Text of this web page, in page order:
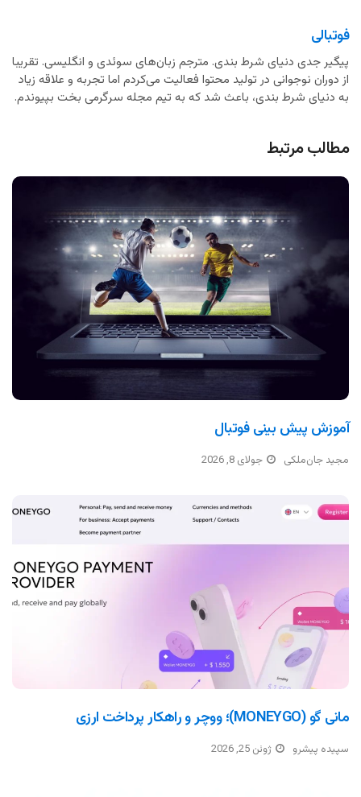
فوتبالی
پیگیر جدی دنیای شرط بندی. مترجم زبان‌های سوئدی و انگلیسی. تقریبا
از دوران نوجوانی در تولید محتوا فعالیت می‌کردم اما تجربه و علاقه زیاد
به دنیای شرط بندی، باعث شد که به تیم مجله سرگرمی بخت بپیوندم.
مطالب مرتبط
آموزش پیش بینی فوتبال
مجید جان‌ملکی جولای 8, 2026
مانی گو (MONEYGO)؛ ووچر و راهکار پرداخت ارزی
سپیده پیشرو ژوئن 25, 2026